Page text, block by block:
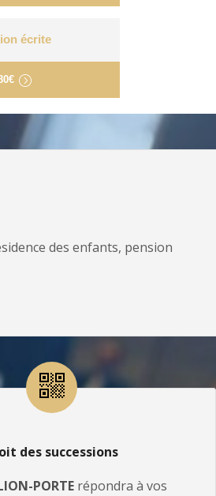
écrite
des enfants, pension
des successions
PORTE répondra à vos